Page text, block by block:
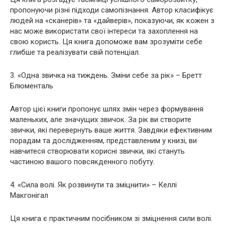
пропонуючи різні підходи самопізнання. Автор класифікує
людей на «сканерів» та «дайверів», показуючи, як кожен з
нас може використати свої інтереси та захоплення на
свою користь. Ця книга допоможе вам зрозуміти себе
глибше та реалізувати свій потенціал.
3. «Одна звичка на тиждень. Зміни себе за рік» – Бретт
Блюменталь
Автор цієї книги пропонує шлях змін через формування
маленьких, але значущих звичок. За рік ви створите
звички, які перевернуть ваше життя. Завдяки ефективним
порадам та дослідженням, представленим у книзі, ви
навчитеся створювати корисні звички, які стануть
частиною вашого повсякденного побуту.
4. «Сила волі. Як розвинути та зміцнити» – Келлі
Макгонігал
Ця книга є практичним посібником зі зміцнення сили волі.